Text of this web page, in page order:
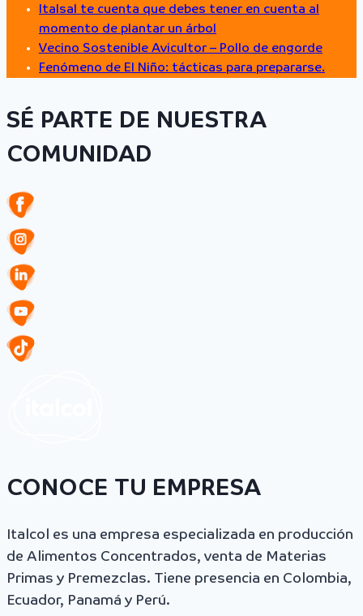
Italsal te cuenta que debes tener en cuenta al
momento de plantar un árbol
Vecino Sostenible Avicultor – Pollo de engorde
Fenómeno de El Niño: tácticas para prepararse.
SÉ PARTE DE NUESTRA
COMUNIDAD
CONOCE TU EMPRESA
Italcol es una empresa especializada en producción
de Alimentos Concentrados, venta de Materias
Primas y Premezclas. Tiene presencia en Colombia,
Ecuador, Panamá y Perú.